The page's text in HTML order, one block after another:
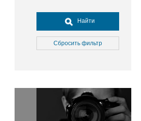
Досуг, туризм и отдых
Культура
Медицина
Окружающая среда
Политика
Правосудие
Найти
Сбросить фильтр